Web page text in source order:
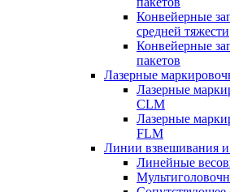
Конвейерные
средней тяжести
Конвейерные
пакетов
Лазерные
Лазерные
CLM
Лазерные
FLM
Линии взвешивания и
Линейные